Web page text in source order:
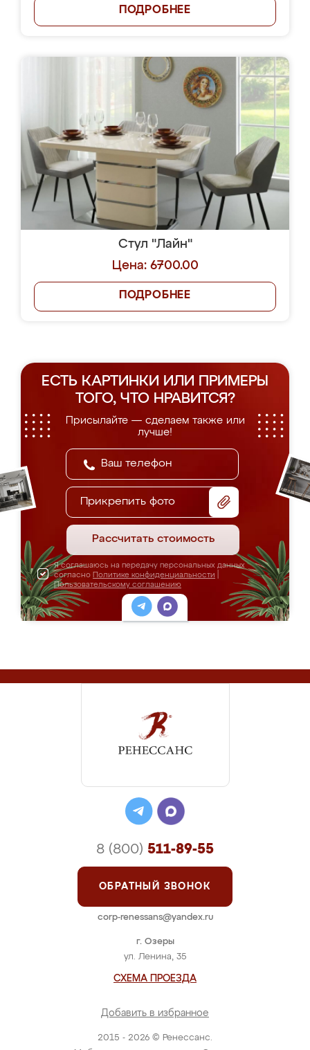
ПОДРОБНЕЕ
Стул "Лайн"
Цена: 6700.00
ПОДРОБНЕЕ
ЕСТЬ КАРТИНКИ ИЛИ ПРИМЕРЫ
ТОГО, ЧТО НРАВИТСЯ?
Присылайте — сделаем также или
лучше!
Прикрепить фото
Рассчитать стоимость
Я соглашаюсь на передачу персональных данных
согласно Политике конфиденциальности
Пользовательскому соглашению
2015 - 2026 © Ренессанс.
г. Озеры
ул. Ленина, 35
СХЕМА ПРОЕЗДА
Добавить в избранное
8 (800) 511-89-55
ОБРАТНЫЙ ЗВОНОК
corp-renessans@yandex.ru